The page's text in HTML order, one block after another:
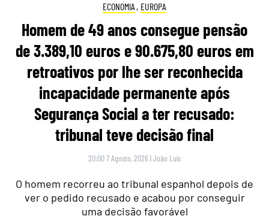
ECONOMIA , EUROPA
Homem de 49 anos consegue pensão
de 3.389,10 euros e 90.675,80 euros em
retroativos por lhe ser reconhecida
incapacidade permanente após
Segurança Social a ter recusado:
tribunal teve decisão final
20:00 7 Agosto, 2026 |João Luís
O homem recorreu ao tribunal espanhol depois de
ver o pedido recusado e acabou por conseguir
uma decisão favorável